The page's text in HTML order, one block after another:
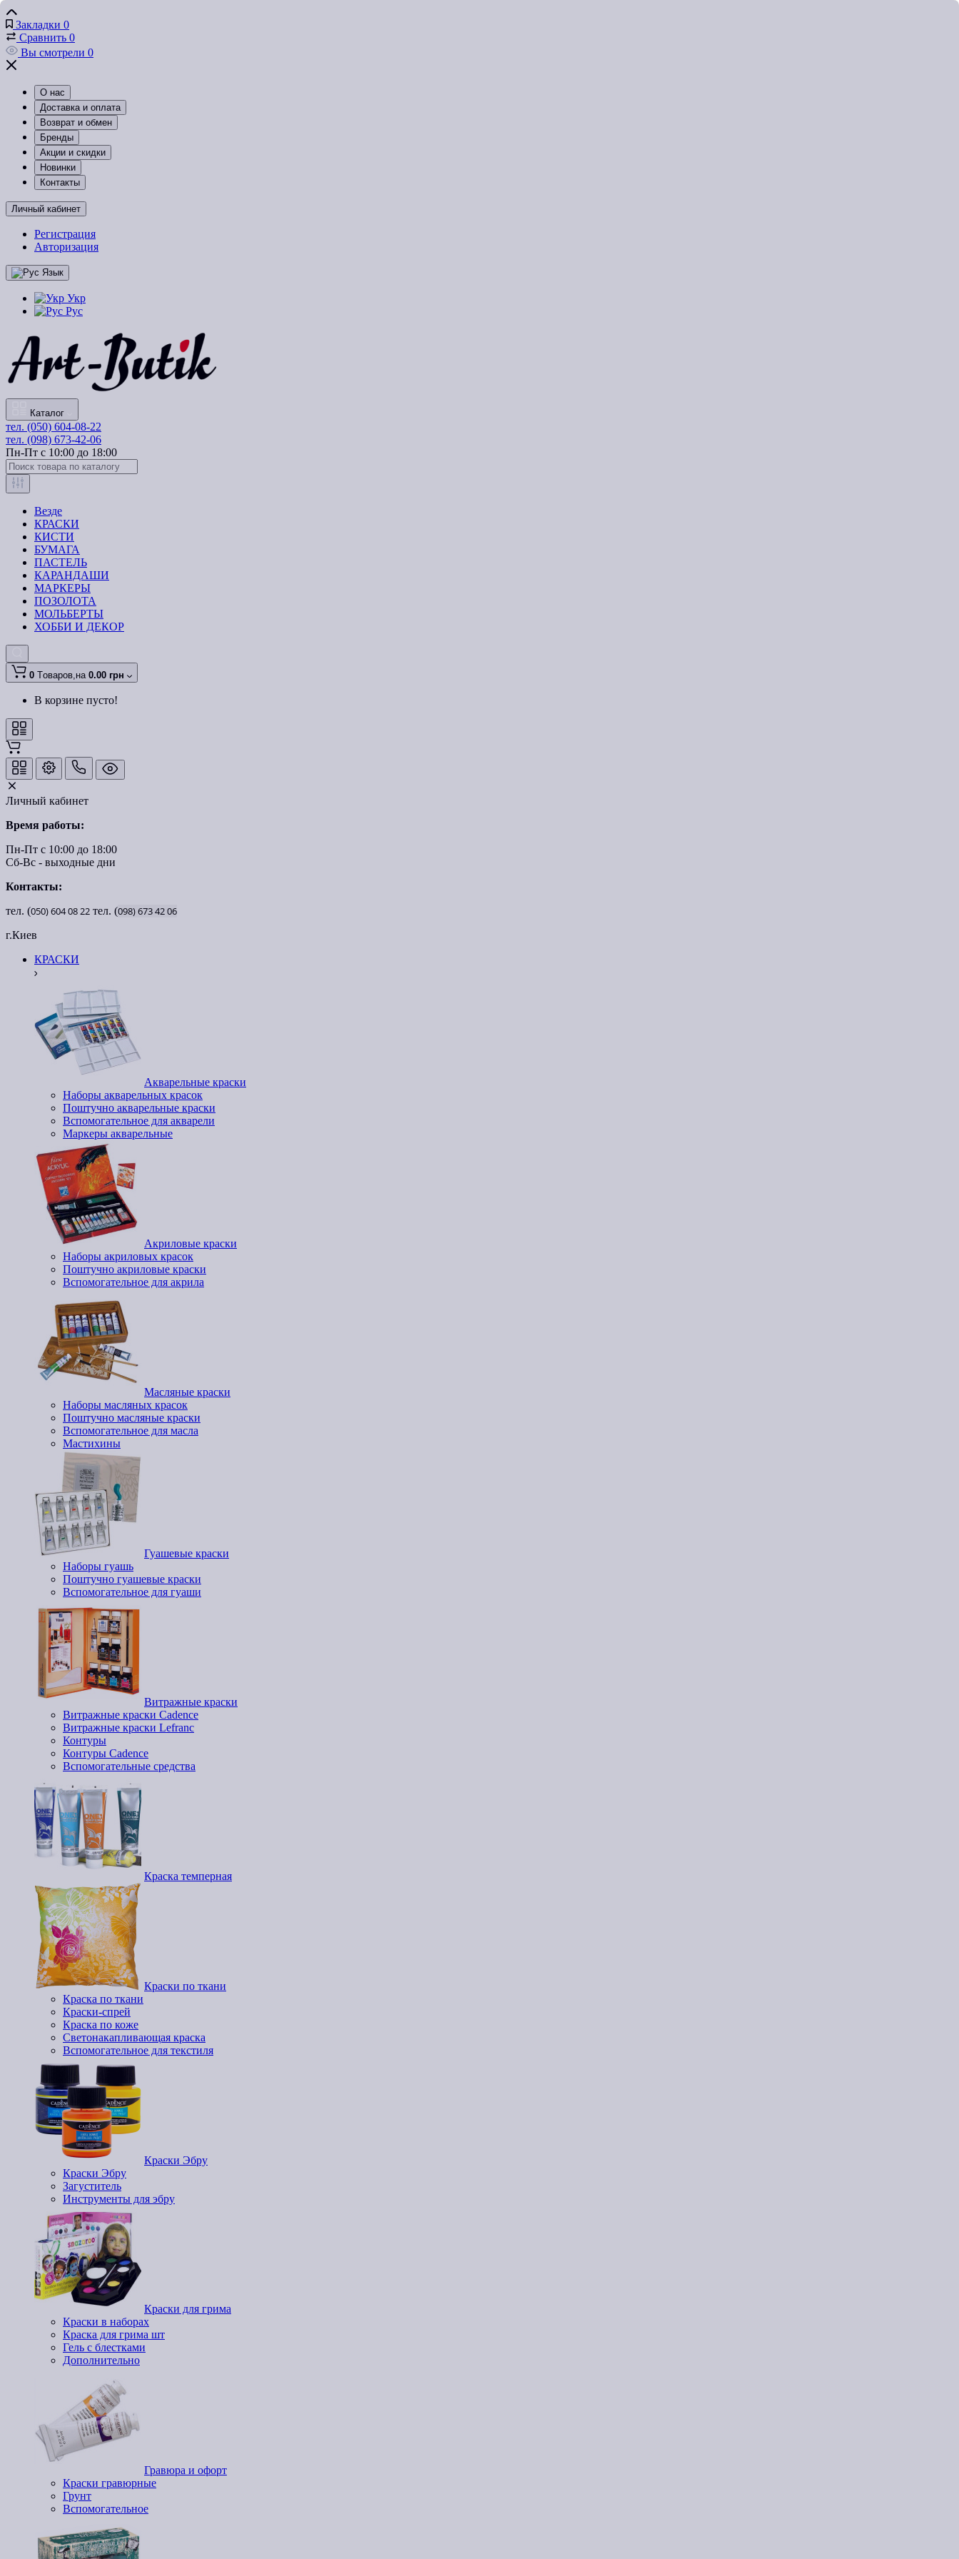
Закладки 0
Сравнить 0
Вы смотрели 0
О нас
Доставка и оплата
Возврат и обмен
Бренды
Акции и скидки
Новинки
Контакты
Личный кабинет
Регистрация
Авторизация
Язык
Укр
Рус
Каталог
тел. (050) 604-08-22
тел. (098) 673-42-06
Пн-Пт с 10:00 до 18:00
Везде
КРАСКИ
КИСТИ
БУМАГА
ПАСТЕЛЬ
КАРАНДАШИ
МАРКЕРЫ
ПОЗОЛОТА
МОЛЬБЕРТЫ
ХОББИ И ДЕКОР
0 Tоваров,на 0.00 грн
В корзине пусто!
Личный кабинет
Время работы:
Пн-Пт с 10:00 до 18:00
Сб-Вс - выходные дни
Контакты:
тел. (050)6040822 тел. (098)6734206
г.Киев
КРАСКИ
Акварельные краски
Наборы акварельных красок
Поштучно акварельные краски
Вспомогательное для акварели
Маркеры акварельные
Акриловые краски
Наборы акриловых красок
Поштучно акриловые краски
Вспомогательное для акрила
Масляные краски
Наборы масляных красок
Поштучно масляные краски
Вспомогательное для масла
Мастихины
Гуашевые краски
Наборы гуашь
Поштучно гуашевые краски
Вспомогательное для гуаши
Витражные краски
Витражные краски Cadence
Витражные краски Lefranc
Контуры
Контуры Cadence
Вспомогательные средства
Краска темперная
Краски по ткани
Краска по ткани
Краски-спрей
Краска по коже
Светонакапливающая краска
Вспомогательное для текстиля
Краски Эбру
Краски Эбру
Загуститель
Инструменты для эбру
Краски для грима
Краски в наборах
Краска для грима шт
Гель с блестками
Дополнительно
Гравюра и офорт
Краски гравюрные
Грунт
Вспомогательное